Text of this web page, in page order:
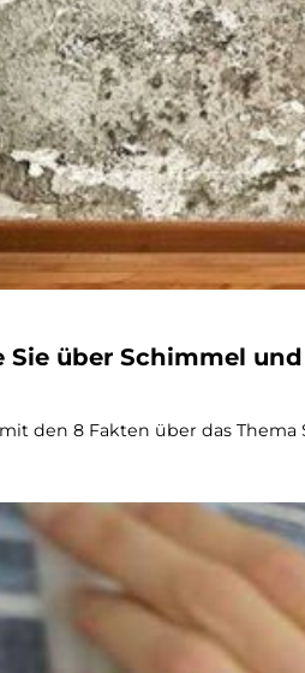
Sie über Schimmel
den 8 Fakten über das